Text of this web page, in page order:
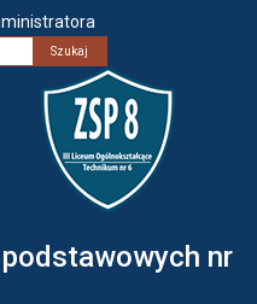
nr